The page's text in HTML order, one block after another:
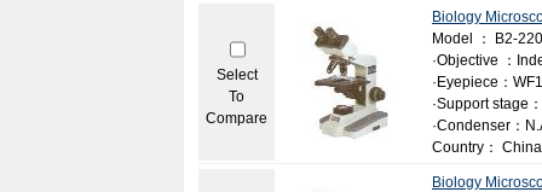
Select
To
Compare
Biology
Model ： B2-
·Objective ：
·Eyepiece：
·Support stage
·Condenser：
Country： China
Biology